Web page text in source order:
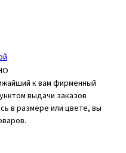
к вам фирменный
выдачи заказов
в размере или цвете, вы